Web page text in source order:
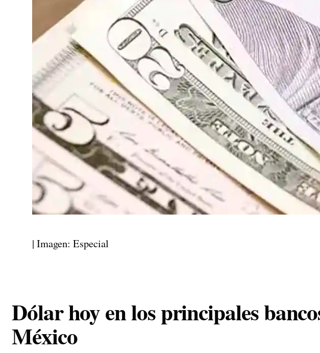
| Imagen: Especial
Dólar hoy en los principales
México